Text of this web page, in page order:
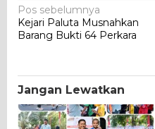
Navigasi
pos
Pos sebelumnya
Kejari Paluta Musnahkan
Barang Bukti 64 Perkara
Jangan Lewatkan